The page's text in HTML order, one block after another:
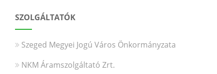
SZOLGÁLTATÓK
Szeged Megyei Jogú Város Önkormányzata
NKM Áramszolgáltató Zrt.